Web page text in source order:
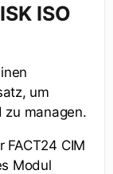
ISO
um
zu managen.
FACT24 CIM
Modul